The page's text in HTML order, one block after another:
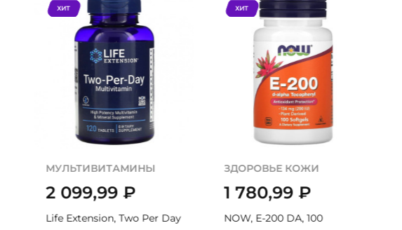
ХИТ
МУЛЬТИВИТАМИНЫ
2 099,99₽
Life Extension, Two Per Day
ХИТ
ЗДОРОВЬЕ КОЖИ
1 780,99₽
NOW, E-200 DA, 100